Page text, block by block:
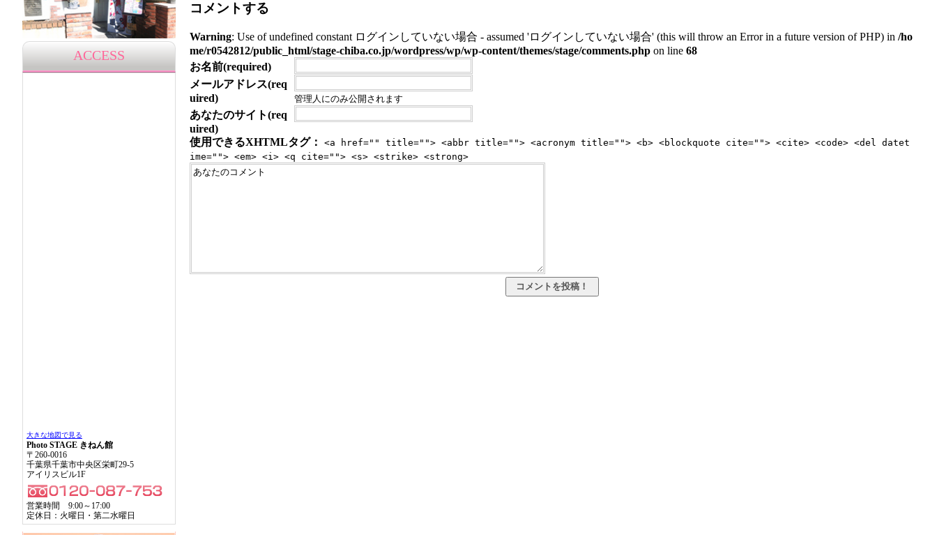
ACCESS
大きな地図で見る
Photo STAGE きねん館
〒260-0016
千葉県千葉市中央区栄町29-5
アイリスビル1F
営業時間 9:00～17:00
定休日：火曜日・第二水曜日
コメントする
Warning: Use of undefined constant ログインしていない場合 - assumed 'ログインしていない場合' (this will throw an Error in a future version of PHP) in /ho
me/r0542812/public_html/stage-chiba.co.jp/wordpress/wp/wp-content/themes/stage/comments.php on line 68
お名前(required)
メールアドレス(req
uired)
管理人にのみ公開されます
あなたのサイト(req
uired)
使用できるXHTMLタグ：
<a href="" title=""> <abbr title=""> <acronym title=""> <b> <blockquote cite=""> <cite> <code> <del datet
ime=""> <em> <i> <q cite=""> <s> <strike> <strong>